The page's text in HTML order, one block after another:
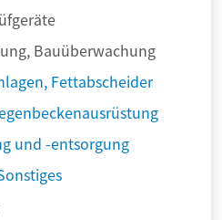
Bauüberwachung
Fettabscheider
und -entsorgung